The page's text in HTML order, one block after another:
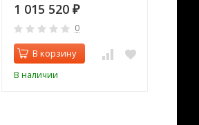
1 015 520 ₽
0
В корзину
В наличии